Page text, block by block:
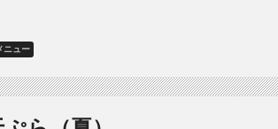
ニュー